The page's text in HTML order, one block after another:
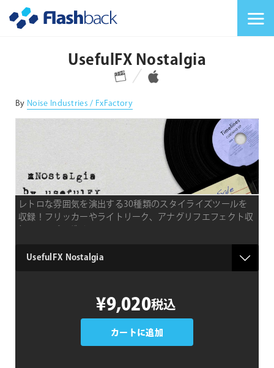
UsefulFX Nostalgia
対応プラットフォーム 対応OS
By Noise Industries / FxFactory
レトロな雰囲気を演出する30種類のスタイライズツールを
収録！フリッカーやライトリーク、アナグリフエフェクト収
product
¥9,020税込
カートに追加